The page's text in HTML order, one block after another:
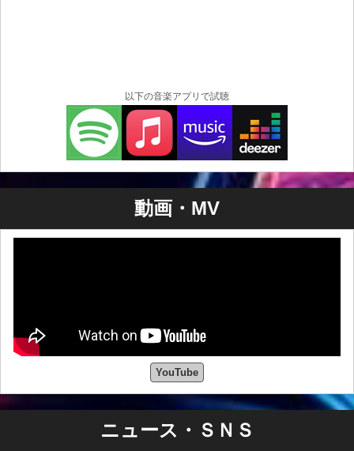
以下の音楽アプリで試聴
動画・MV
YouTube
ニュース・ＳＮＳ